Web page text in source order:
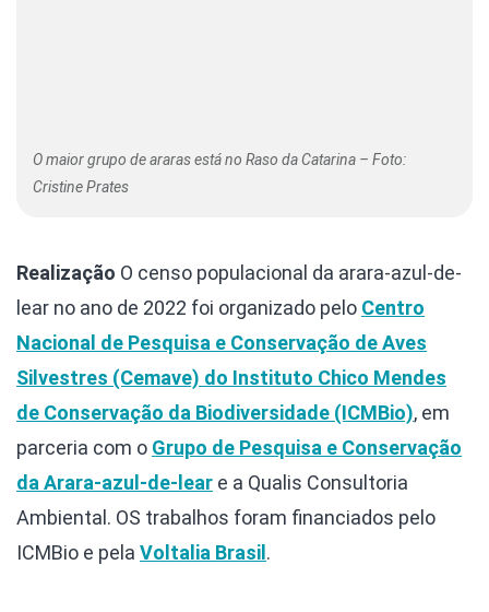
O maior grupo de araras está no Raso da Catarina – Foto:
Cristine Prates
Realização O censo populacional da arara-azul-de-
lear no ano de 2022 foi organizado pelo Centro
Nacional de Pesquisa e Conservação de Aves
Silvestres (Cemave) do Instituto Chico Mendes
de Conservação da Biodiversidade (ICMBio), em
parceria com o Grupo de Pesquisa e Conservação
da Arara-azul-de-lear e a Qualis Consultoria
Ambiental. OS trabalhos foram financiados pelo
ICMBio e pela Voltalia Brasil.